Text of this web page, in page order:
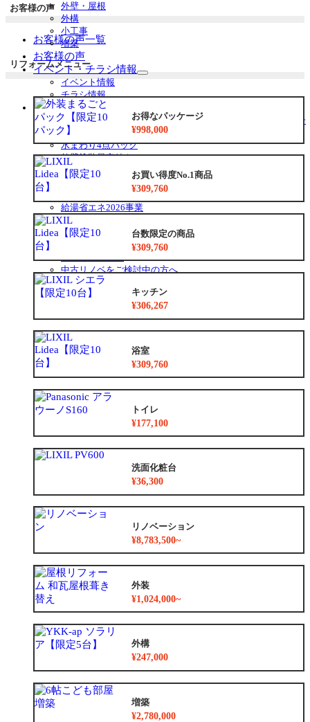
開
外壁・屋根
外構
小工事
増築
お客様の声
イベント・チラシ情報
サ
ニ
ュ
ー
を
開
イベント情報
チラシ情報
お役立ち情報
サ
メ
ニ
展
開
リフォーム専門店ぷらす１リフォーム 屋根・外壁・水廻り一
新祭
水まわり4点パック
外壁塗装最安値キャンペーン
住宅省エネ2026キャンペーン
先進的窓リノベ2026事業
みらいエコ住宅2026事業
給湯省エネ2026事業
安心保証
お得なリフォームメニュー
リフォームの流れ
よくあるご質問
中古リノベをご検討中の方へ
お客様の声
お客様の声一覧
リフォームメニュー
お得なパッケージ
¥998,000
お買い得度No.1商品
¥309,760
台数限定の商品
¥309,760
キッチン
¥306,267
浴室
¥309,760
トイレ
¥177,100
洗面化粧台
¥36,300
リノベーション
¥8,783,500~
外装
¥1,024,000~
外構
¥247,000
増築
¥2,780,000